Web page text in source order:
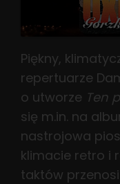
Piękny,
repertuarze
o utworze Ten
się m.in. na
nastrojowa
klimacie retro i
taktów